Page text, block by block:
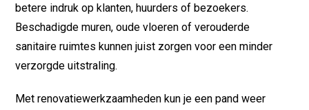
betere indruk op klanten, huurders of bezoekers.
Beschadigde muren, oude vloeren of verouderde
sanitaire ruimtes kunnen juist zorgen voor een minder
verzorgde uitstraling.
Met renovatiewerkzaamheden kun je een pand weer